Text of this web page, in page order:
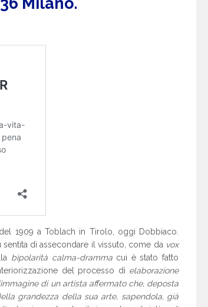
1909 a Toblach in Tirolo, oggi Dobbiaco.
di assecondare il vissuto, come da vox
bipolarità calma-drammacui è stato fatto
del processo di elaborazione
di un artista affermato che, deposta
grandezza della sua arte, sapendola, già